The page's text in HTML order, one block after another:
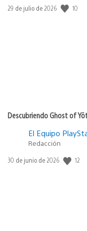
Fecha
29 de julio de 2026 10
Descubriendo Ghost of
El Equipo
Redacción
Fecha
30 de junio de 2026 12